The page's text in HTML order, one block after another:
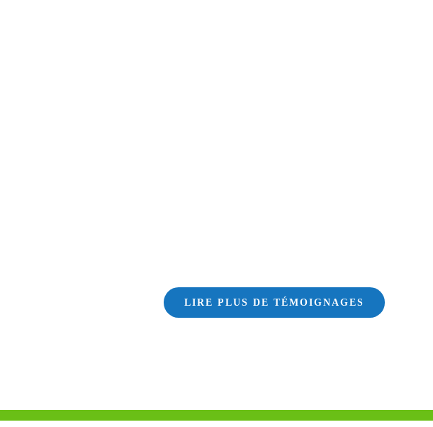
LIRE PLUS DE TÉMOIGNAGES